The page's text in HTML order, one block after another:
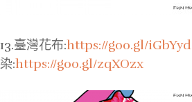
13.臺灣花布:https://goo.gl/iGbYyd
染:https://goo.gl/zqXOzx